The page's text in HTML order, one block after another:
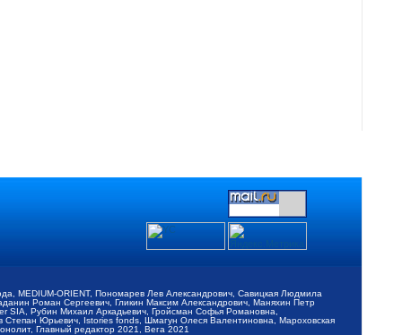
MEDIUM-ORIENT, Пономарев Лев Александрович, Савицкая Людмила
Роман Сергеевич, Гликин Максим Александрович, Маняхин Петр
Рубин Михаил Аркадьевич, Гройсман Софья Романовна,
Юрьевич, Istories fonds, Шмагун Олеся Валентиновна, Мароховская
Главный редактор 2021, Вега 2021